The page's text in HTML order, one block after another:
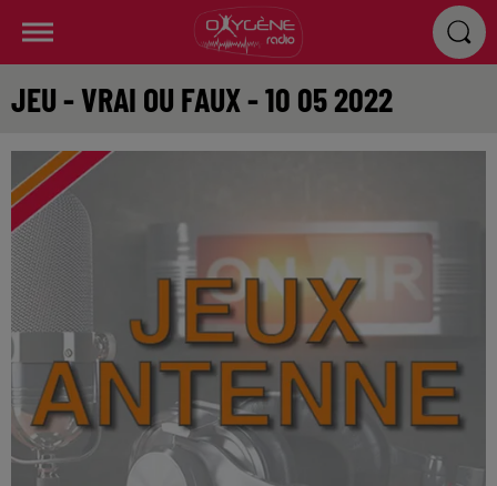
JEU - VRAI OU FAUX - 10 05 2022